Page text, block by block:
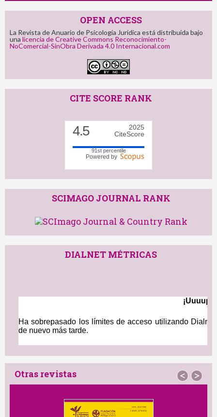
OPEN ACCESS
La Revista de Anuario de Psicología Jurídica está distribuida bajo
una licencia de Creative Commons Reconocimiento-
NoComercial-SinObra Derivada 4.0 Internacional.com
CITE SCORE RANK
4.5
2025
CiteScore
91st percentile
Powered by
SCIMAGO JOURNAL RANK
DIALNET MÉTRICAS
Otras revistas < >